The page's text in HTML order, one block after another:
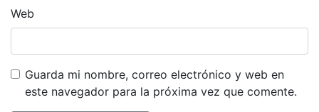
Web
Guarda mi nombre, correo electrónico y web en
este navegador para la próxima vez que comente.